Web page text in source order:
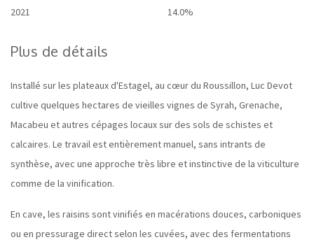
2021
14.0%
Plus de détails
Installé sur les plateaux d'Estagel, au cœur du Roussillon, Luc Devot
cultive quelques hectares de vieilles vignes de Syrah, Grenache,
Macabeu et autres cépages locaux sur des sols de schistes et
calcaires. Le travail est entièrement manuel, sans intrants de
synthèse, avec une approche très libre et instinctive de la viticulture
comme de la vinification.
En cave, les raisins sont vinifiés en macérations douces, carboniques
ou en pressurage direct selon les cuvées, avec des fermentations